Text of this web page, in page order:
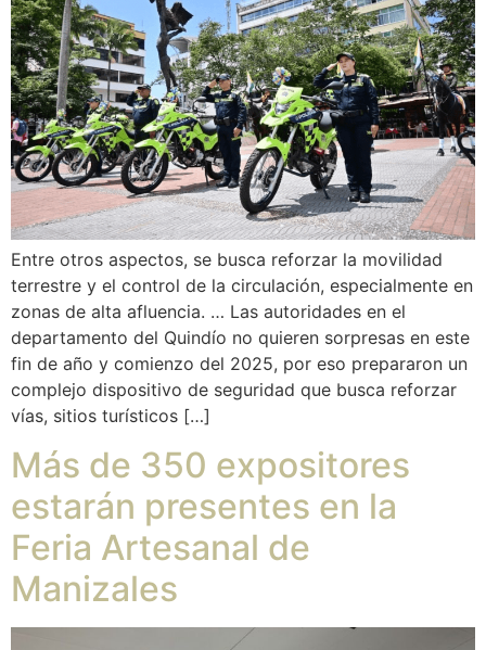
Entre otros aspectos, se busca reforzar la movilidad
terrestre y el control de la circulación, especialmente en
zonas de alta afluencia. … Las autoridades en el
departamento del Quindío no quieren sorpresas en este
fin de año y comienzo del 2025, por eso prepararon un
complejo dispositivo de seguridad que busca reforzar
vías, sitios turísticos […]
Más de 350 expositores
estarán presentes en la
Feria Artesanal de
Manizales